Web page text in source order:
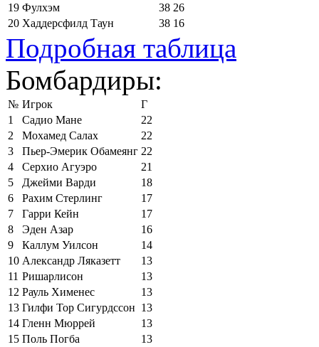
19 Фулхэм 38 26
20 Хаддерсфилд Таун 38 16
Подробная таблица
Бомбардиры:
№ Игрок
Г
1
Садио Мане
22
2
Мохамед Салах
22
3
Пьер-Эмерик Обамеянг 22
4
Серхио Агуэро
21
5
Джейми Варди
18
6
Рахим Стерлинг
17
7
Гарри Кейн
17
8
Эден Азар
16
9
Каллум Уилсон
14
10 Александр Ляказетт
13
11 Ришарлисон
13
12 Рауль Хименес
13
13 Гилфи Тор Сигурдссон 13
14 Гленн Мюррей
13
15 Поль Погба 13